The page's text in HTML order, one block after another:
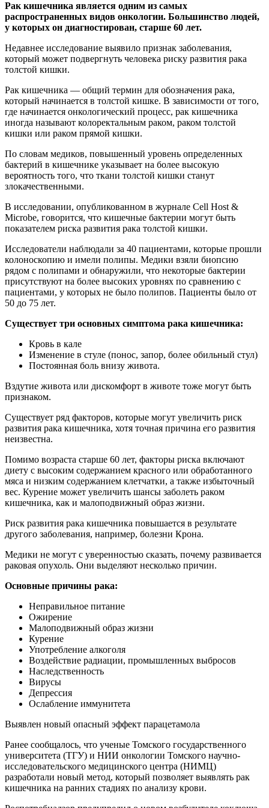
Рак кишечника является одним из самых
распространенных видов онкологии. Большинство людей,
у которых он диагностирован, старше 60 лет.
Недавнее исследование выявило признак заболевания,
который может подвергнуть человека риску развития рака
толстой кишки.
Рак кишечника — общий термин для обозначения рака,
который начинается в толстой кишке. В зависимости от того,
где начинается онкологический процесс, рак кишечника
иногда называют колоректальным раком, раком толстой
кишки или раком прямой кишки.
По словам медиков, повышенный уровень определенных
бактерий в кишечнике указывает на более высокую
вероятность того, что ткани толстой кишки станут
злокачественными.
В исследовании, опубликованном в журнале Cell Host &
Microbe, говорится, что кишечные бактерии могут быть
показателем риска развития рака толстой кишки.
Исследователи наблюдали за 40 пациентами, которые прошли
колоноскопию и имели полипы. Медики взяли биопсию
рядом с полипами и обнаружили, что некоторые бактерии
присутствуют на более высоких уровнях по сравнению с
пациентами, у которых не было полипов. Пациенты было от
50 до 75 лет.
Существует три основных симптома рака кишечника:
Кровь в кале
Изменение в стуле (понос, запор, более обильный стул)
Постоянная боль внизу живота.
Вздутие живота или дискомфорт в животе тоже могут быть
признаком.
Существует ряд факторов, которые могут увеличить риск
развития рака кишечника, хотя точная причина его развития
неизвестна.
Помимо возраста старше 60 лет, факторы риска включают
диету с высоким содержанием красного или обработанного
мяса и низким содержанием клетчатки, а также избыточный
вес. Курение может увеличить шансы заболеть раком
кишечника, как и малоподвижный образ жизни.
Риск развития рака кишечника повышается в результате
другого заболевания, например, болезни Крона.
Медики не могут с уверенностью сказать, почему развивается
раковая опухоль. Они выделяют несколько причин.
Основные причины рака:
Неправильное питание
Ожирение
Малоподвижный образ жизни
Курение
Употребление алкоголя
Воздействие радиации, промышленных выбросов
Наследственность
Вирусы
Депрессия
Ослабление иммунитета
Выявлен новый опасный эффект парацетамола
Ранее сообщалось, что ученые Томского государственного
университета (ТГУ) и НИИ онкологии Томского научно-
исследовательского медицинского центра (НИМЦ)
разработали новый метод, который позволяет выявлять рак
кишечника на ранних стадиях по анализу крови.